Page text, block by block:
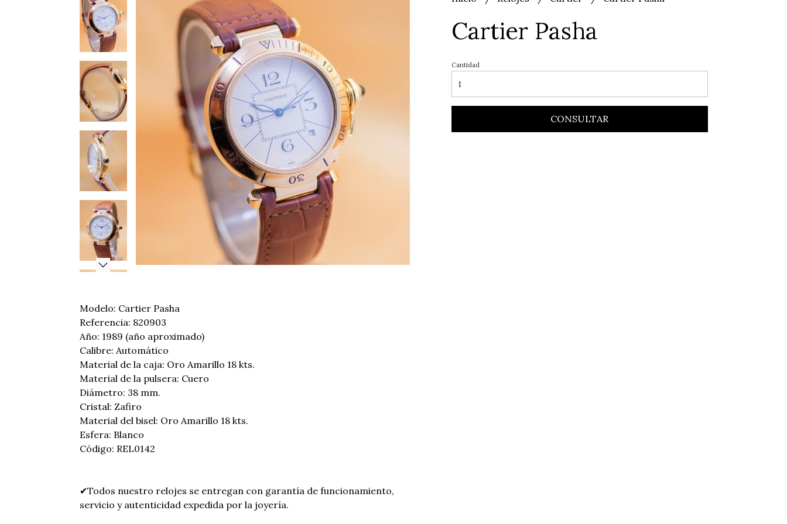
Modelo: Cartier Pasha
Referencia: 820903
Año: 1989 (año aproximado)
Calibre: Automático
Material de la caja: Oro Amarillo 18 kts.
Material de la pulsera: Cuero
Diámetro: 38 mm.
Cristal: Zafiro
Material del bisel: Oro Amarillo 18 kts.
Esfera: Blanco
Código: REL0142
✔Todos nuestro relojes se entregan con garantía de funcionamiento,
servicio y autenticidad expedida por la joyería.
Cartier Pasha
Cantidad
CONSULTAR